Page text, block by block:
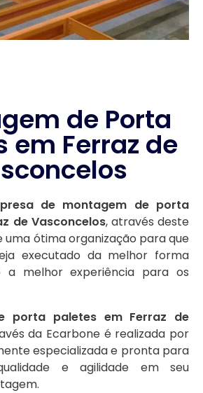
de Porta
em Ferraz de
de montagem de porta
de Vasconcelos, através deste
uma ótima organização para que
executado da melhor forma
a melhor experiência para os
porta paletes em Ferraz de
da Ecarbone é realizada por
especializada e pronta para
e agilidade em seu